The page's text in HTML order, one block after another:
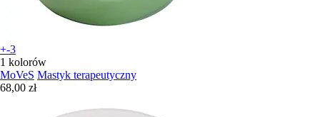
+-3
1 kolorów
MoVeS Mastyk terapeutyczny
68,00 zł